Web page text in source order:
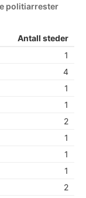
i
g
politiarrester
Antall steder
1
4
1
1
2
1
1
1
2